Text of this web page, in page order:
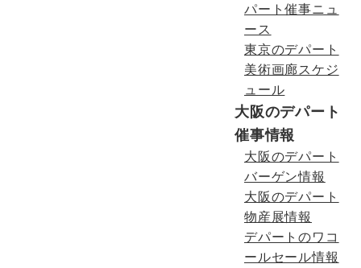
パート催事ニュ
ース
東京のデパート
美術画廊スケジ
ュール
大阪のデパート
催事情報
大阪のデパート
バーゲン情報
大阪のデパート
物産展情報
デパートのワコ
ールセール情報